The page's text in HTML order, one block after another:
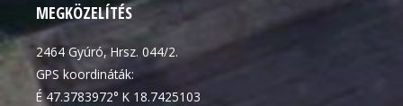
MEGKÖZELÍTÉS
2464 Gyúró, Hrsz. 044/2.
GPS koordináták:
É 47.3783972° K 18.7425103